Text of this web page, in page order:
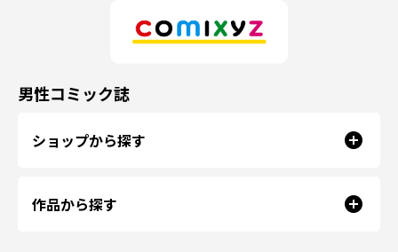
男性コミック誌
ショップから探す
作品から探す